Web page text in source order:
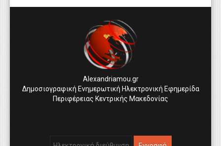
Alexandriamou.gr
Δημοσιογραφική Ενημερωτική Ηλεκτρονική Εφημερίδα
Περιφέρειας Κεντρικής Μακεδονίας